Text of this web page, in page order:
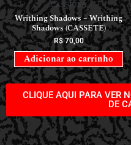
CASSETES
Writhing Shadows – Writhing
Shadows (CASSETE)
R$70,00
Adicionar ao carrinho
CLIQUE AQUI PARA VER
DE